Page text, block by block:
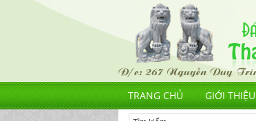
TRANG CHỦ GIỚI THIỆU